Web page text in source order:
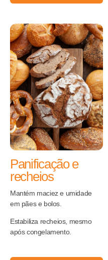
Panificação e
recheios
Mantém maciez e umidade
em pães e bolos.
Estabiliza recheios, mesmo
após congelamento.